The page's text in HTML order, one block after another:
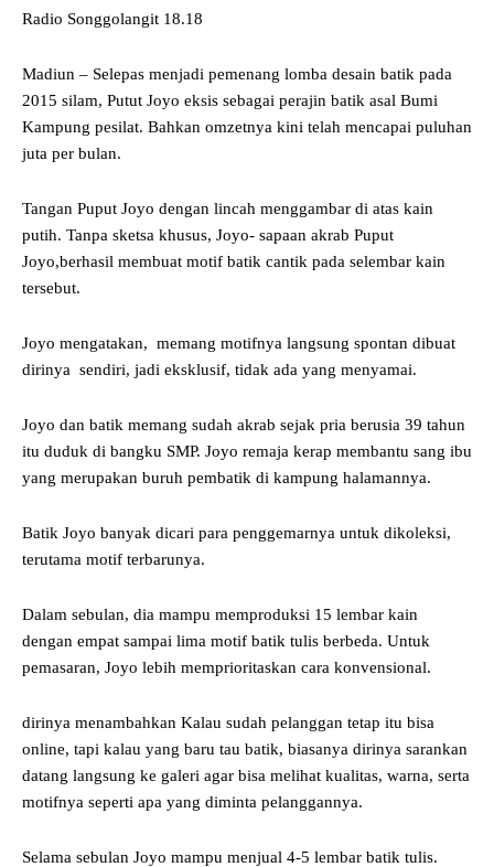
Radio Songgolangit 18.18
Madiun – Selepas menjadi pemenang lomba desain batik pada
2015 silam, Putut Joyo eksis sebagai perajin batik asal Bumi
Kampung pesilat. Bahkan omzetnya kini telah mencapai puluhan
juta per bulan.
Tangan Puput Joyo dengan lincah menggambar di atas kain
putih. Tanpa sketsa khusus, Joyo- sapaan akrab Puput
Joyo,berhasil membuat motif batik cantik pada selembar kain
tersebut.
Joyo mengatakan, memang motifnya langsung spontan dibuat
dirinya sendiri, jadi eksklusif, tidak ada yang menyamai.
Joyo dan batik memang sudah akrab sejak pria berusia 39 tahun
itu duduk di bangku SMP. Joyo remaja kerap membantu sang ibu
yang merupakan buruh pembatik di kampung halamannya.
Batik Joyo banyak dicari para penggemarnya untuk dikoleksi,
terutama motif terbarunya.
Dalam sebulan, dia mampu memproduksi 15 lembar kain
dengan empat sampai lima motif batik tulis berbeda. Untuk
pemasaran, Joyo lebih memprioritaskan cara konvensional.
dirinya menambahkan Kalau sudah pelanggan tetap itu bisa
online, tapi kalau yang baru tau batik, biasanya dirinya sarankan
datang langsung ke galeri agar bisa melihat kualitas, warna, serta
motifnya seperti apa yang diminta pelanggannya.
Selama sebulan Joyo mampu menjual 4-5 lembar batik tulis.